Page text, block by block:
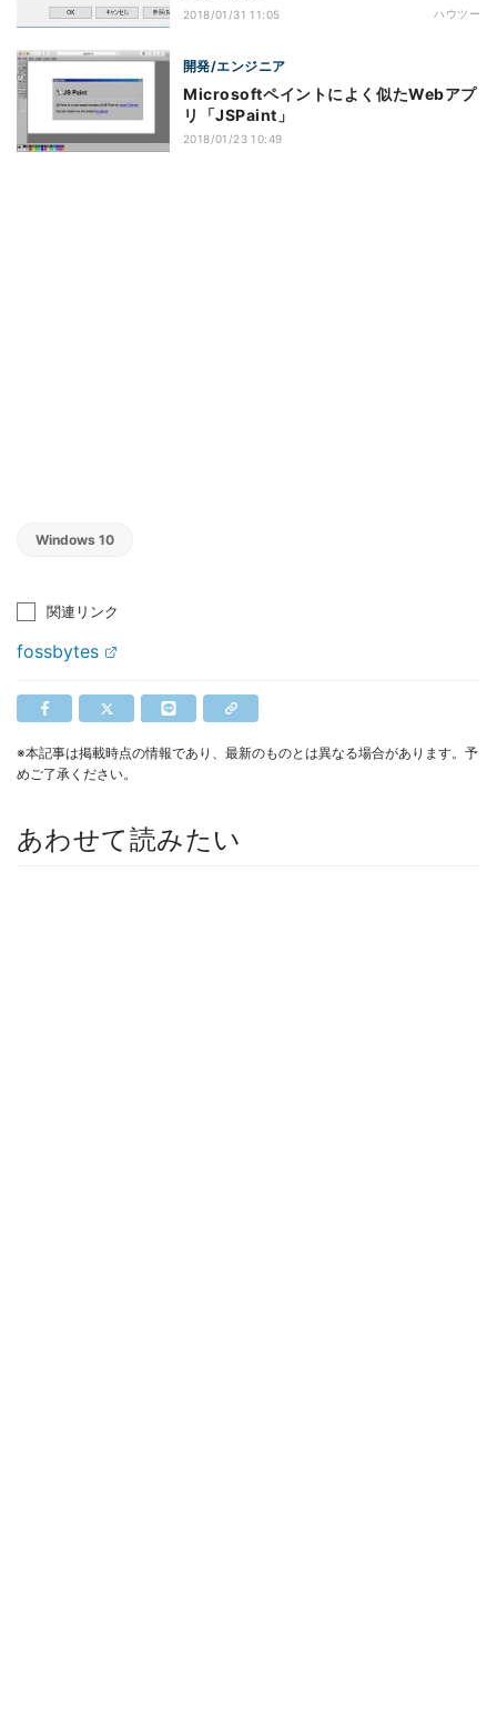
2018/01/31 11:05 ハウツー
開発/エンジニア
Microsoftペイントによく似たWebアプ
リ「JSPaint」
2018/01/23 10:49
Windows 10
関連リンク
fossbytes
※本記事は掲載時点の情報であり、最新のものとは異なる場合があります。予
めご了承ください。
あわせて読みたい